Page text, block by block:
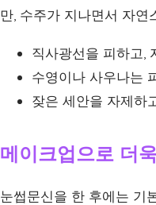
만, 수주가 지나면서 자연
직사광선을 피하고,
수영이나 사우나는
잦은 세안을 자제하
메이크업으로 더
눈썹문신을 한 후에는 기